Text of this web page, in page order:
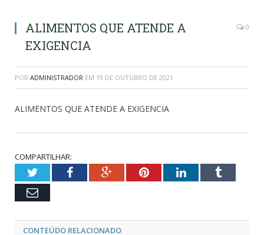
ALIMENTOS QUE ATENDE A
EXIGENCIA
0
POR ADMINISTRADOR EM 19 DE OUTUBRO DE 2021
ALIMENTOS QUE ATENDE A EXIGENCIA
COMPARTILHAR:
TwitterFacebookGoogle+PinterestLinkedInTumblr
Email
CONTEÚDO RELACIONADO